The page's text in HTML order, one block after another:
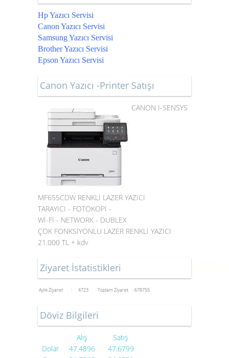
Hp Yazıcı Servisi
Canon Yazıcı Servisi
Samsung Yazıcı Servisi
Brother Yazıcı Servisi
Epson Yazıcı Servisi
Canon Yazıcı -Printer Satışı
CANON I-SENSYS
MF655CDW RENKLİ LAZER YAZICI
TARAYICI - FOTOKOPİ -
Wİ-Fİ - NETWORK - DUBLEX
ÇOK FONKSİYONLU LAZER RENKLİ YAZICI
21.000 TL + kdv
Ziyaret İstatistikleri
Aylık Ziyaret : 4723 Toplam Ziyaret : 678755
Döviz Bilgileri
Alış
Satış
Dolar
47.4896
47.6799